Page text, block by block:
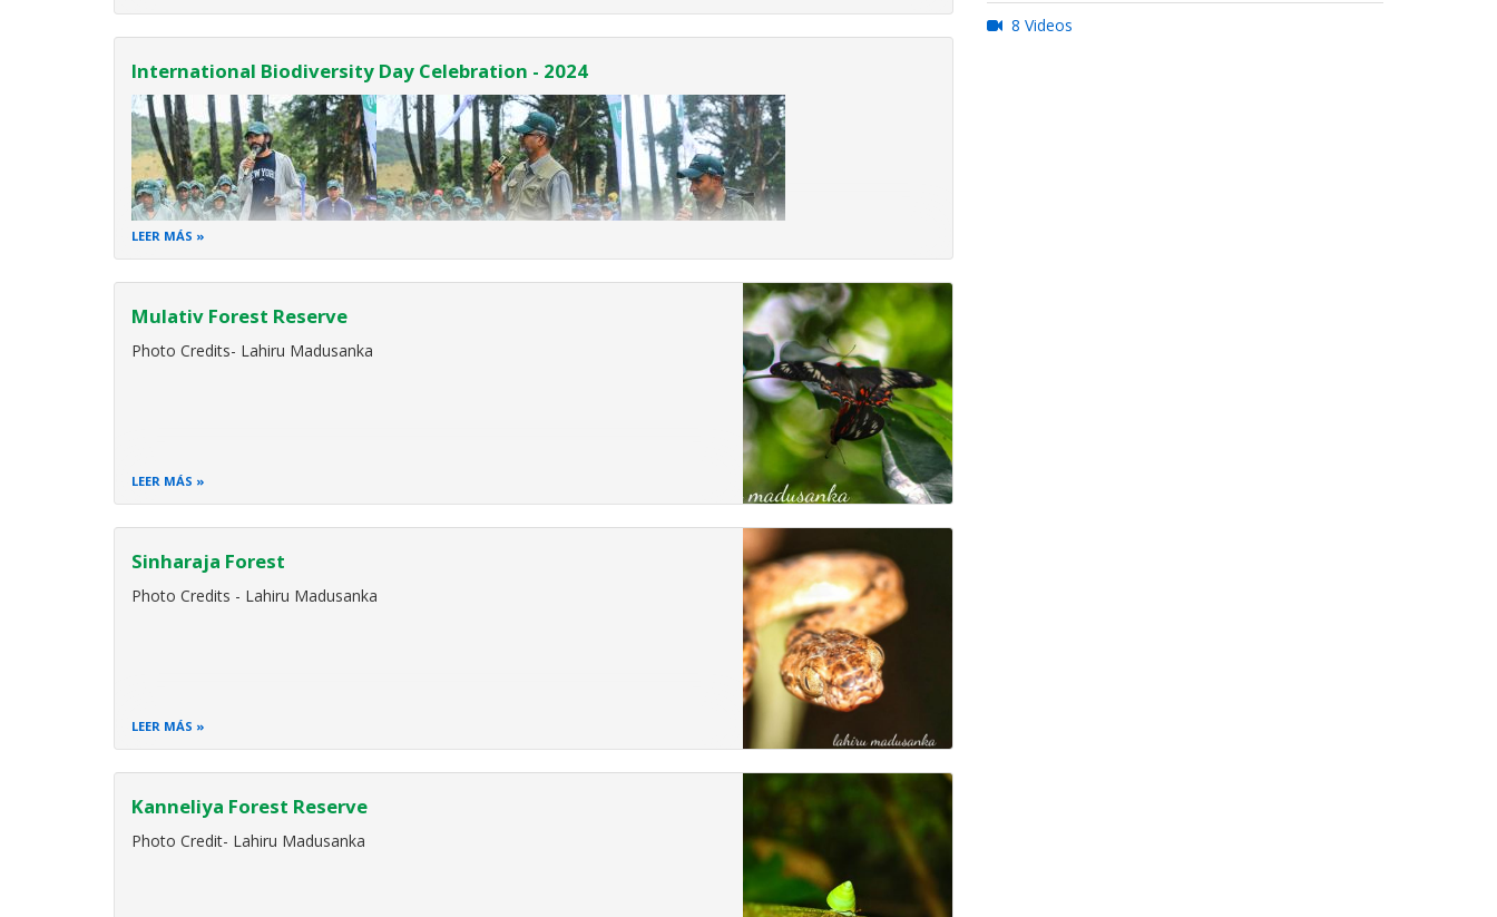
International Biodiversity Day Celebration - 2024
LEER MÁS
Mulativ Forest Reserve
Photo Credits- Lahiru Madusanka
LEER MÁS
Sinharaja Forest
Photo Credits - Lahiru Madusanka
LEER MÁS
Kanneliya Forest Reserve
Photo Credit- Lahiru Madusanka
8 Videos